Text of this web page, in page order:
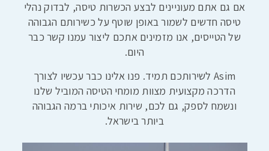
אם גם אתם מעוניינים לבצע הכשרות טיסה, לבדוק נהלי
טיסה חדשים לשמור באופן שוטף על כשירותם הגבוהה
של הטייסים, אנו מזמינים אתכם ליצור עמנו קשר כבר
היום.
Asim לשירותכם תמיד. פנו אלינו כבר עכשיו לצורך
הדרכה מקצועית מצוות מומחי הטיסה המוביל שלנו
ונשמח לספק, גם לכם, שירות איכותי ברמה הגבוהה
ביותר בישראל.